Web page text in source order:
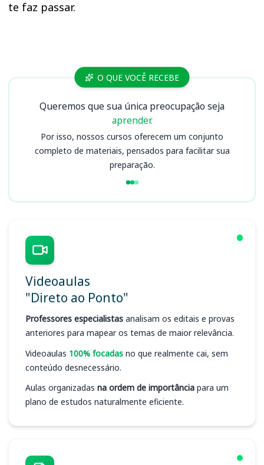
te faz passar.
Cursos SPDMO QUE VOCÊ RECEBE
Queremos que sua única preocupação seja
aprender.
Por isso, nossos cursos oferecem um conjunto
completo de materiais, pensados para facilitar sua
preparação.
Videoaulas
"Direto ao Ponto"
Professores especialistas analisam os editais e provas
anteriores para mapear os temas de maior relevância.
Videoaulas 100% focadas no que realmente cai, sem
conteúdo desnecessário.
Aulas organizadas na ordem de importância para um
plano de estudos naturalmente eficiente.